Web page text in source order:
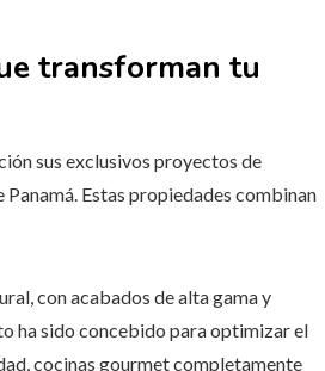
transforman tu
sus exclusivos proyectos de
Estas propiedades combinan
con acabados de alta gama y
ha sido concebido para optimizar el
cocinas gourmet completamente